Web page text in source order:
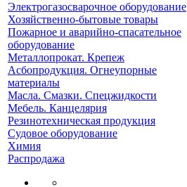
Электрогазосварочное оборудование
Хозяйственно-бытовые товары
Пожарное и аварийно-спасательное
оборудование
Металлопрокат. Крепеж
Асбопродукция. Огнеупорные
материалы
Масла. Смазки. Спецжидкости
Мебель. Канцелярия
Резинотехническая продукция
Судовое оборудование
Химия
Распродажа